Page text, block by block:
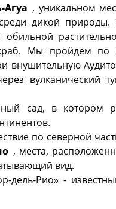
Агуа , уникальном
дикой природы.
обильной
Мы пройдем по
внушительную
вулканический
сад, в котором
по северной
, места,
вид.
дель-Рио» -